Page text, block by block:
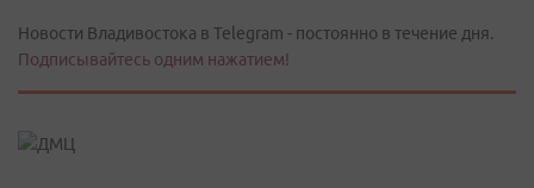
Новости Владивостока в Telegram - постоянно в течение дня.
Подписывайтесь одним нажатием!